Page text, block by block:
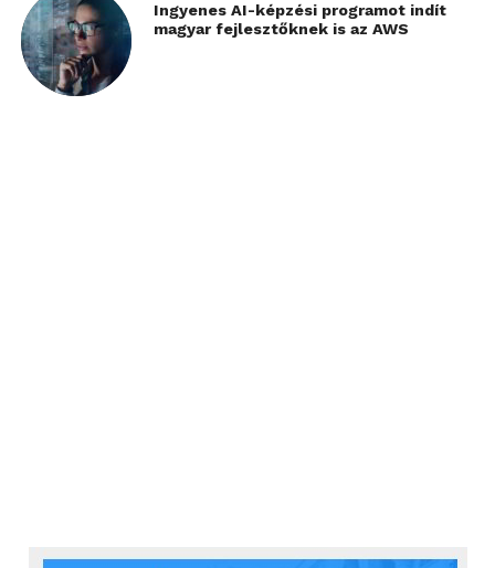
Ingyenes AI-képzési programot indít
magyar fejlesztőknek is az AWS